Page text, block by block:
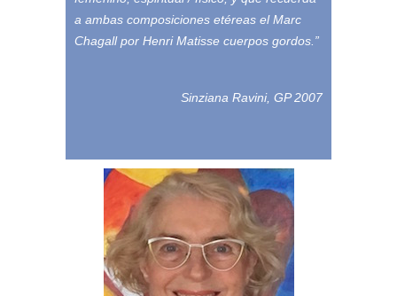
a ambas composiciones etéreas el Marc
Chagall por Henri Matisse cuerpos gordos.”
Sinziana Ravini, GP 2007